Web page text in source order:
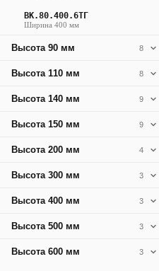
ВК.80.400.6ТГ
Ширина 400 мм
Высота 90 мм 8
Высота 110 мм 8
Высота 140 мм 9
Высота 150 мм 9
Высота 200 мм 4
Высота 300 мм 3
Высота 400 мм 3
Высота 500 мм 3
Высота 600 мм 3